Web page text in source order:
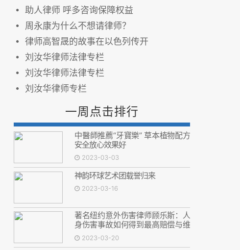
助人律师 呼多咨询保障权益
周永康为什么不想请律师？
律师高智晟的故事在以色列传开
刘汝华律师法律专栏
刘汝华律师法律专栏
刘汝华律师专栏
一周点击排行
中醫師推薦“牙寶樂” 草本植物配方
安全放心效果好
2023-03-03
神韵环球艺术团载誉归来
2023-03-16
著名纽约意外伤害律师顾乐斯：人
身伤害事故如何得到最高赔偿与维
护权益
2023-03-20